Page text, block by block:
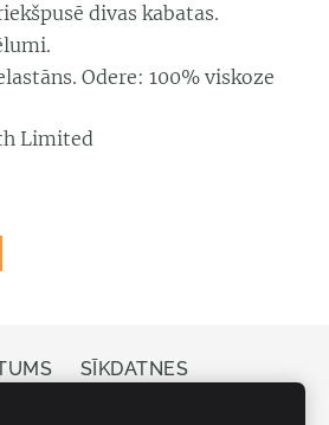
divas kabatas.
Odere: 100% viskoze
Limited
SĪKDATNES